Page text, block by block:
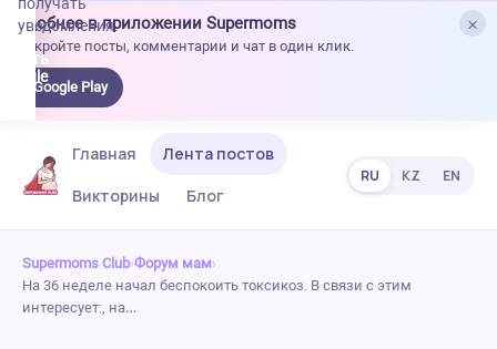
×
Удобнее в приложении Supermoms
Откройте посты, комментарии и чат в один клик.
Google Play
уведомления.
Главная
Лента постов
Викторины
Блог
RU KZ EN
Supermoms Club›Форум мам›
На 36 неделе начал беспокоить токсикоз. В связи с этим
интересует:, на…